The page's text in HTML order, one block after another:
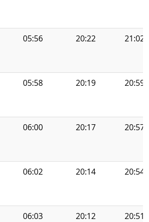
05:56 20:22 21:02
05:58 20:19 20:59
06:00 20:17 20:57
06:02 20:14 20:54
06:03 20:12 20:51